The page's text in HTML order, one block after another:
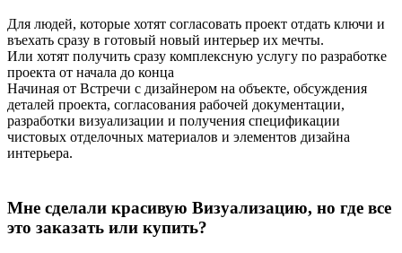
Для людей, которые хотят согласовать проект отдать ключи и
въехать сразу в готовый новый интерьер их мечты.
Или хотят получить сразу комплексную услугу по разработке
проекта от начала до конца
Начиная от Встречи с дизайнером на объекте, обсуждения
деталей проекта, согласования рабочей документации,
разработки визуализации и получения спецификации
чистовых отделочных материалов и элементов дизайна
интерьера.
Мне сделали красивую Визуализацию, но где все
это заказать или купить?